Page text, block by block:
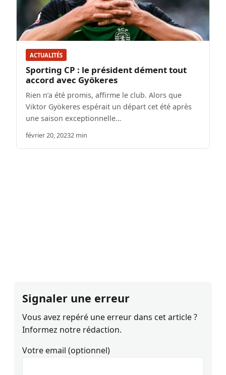
ACTUALITÉS
Sporting CP : le président dément tout
accord avec Gyökeres
Rien n’a été promis, affirme le club. Alors que
Viktor Gyökeres espérait un départ cet été après
une saison exceptionnelle…
février 20, 20232 min
Signaler une erreur
Vous avez repéré une erreur dans cet article ?
Informez notre rédaction.
Votre email (optionnel)